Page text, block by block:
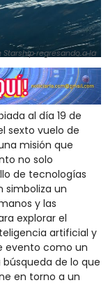
regresando a la
al día 19 de
sexto vuelo de
misión que
no solo
de tecnologías
simboliza un
y las
explorar el
artificial y
evento como un
de lo que
en torno a un